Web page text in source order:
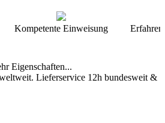
Kompetente Einweisung
Eigenschaften...